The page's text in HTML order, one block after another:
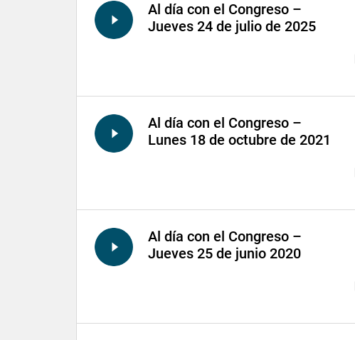
Al día con el Congreso –
Jueves 24 de julio de 2025
Al día con el Congreso –
Lunes 18 de octubre de 2021
Al día con el Congreso –
Jueves 25 de junio 2020